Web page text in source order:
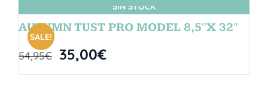
SIN STOCK
SALE!
AUTUMN TUST PRO MODEL 8,5″X 32″
54,95€ 35,00€